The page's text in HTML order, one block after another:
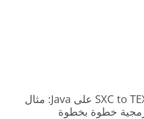
كيفية تحويل SXC to TEX على Java: مثال
خطوة بخطوة